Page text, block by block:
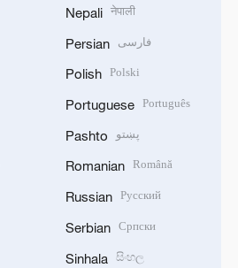
Nepali नेपाली
Persian فارسی
Polish Polski
Portuguese Português
Pashto پښتو
Romanian Română
Russian Русский
Serbian Српски
Sinhala සිංහල